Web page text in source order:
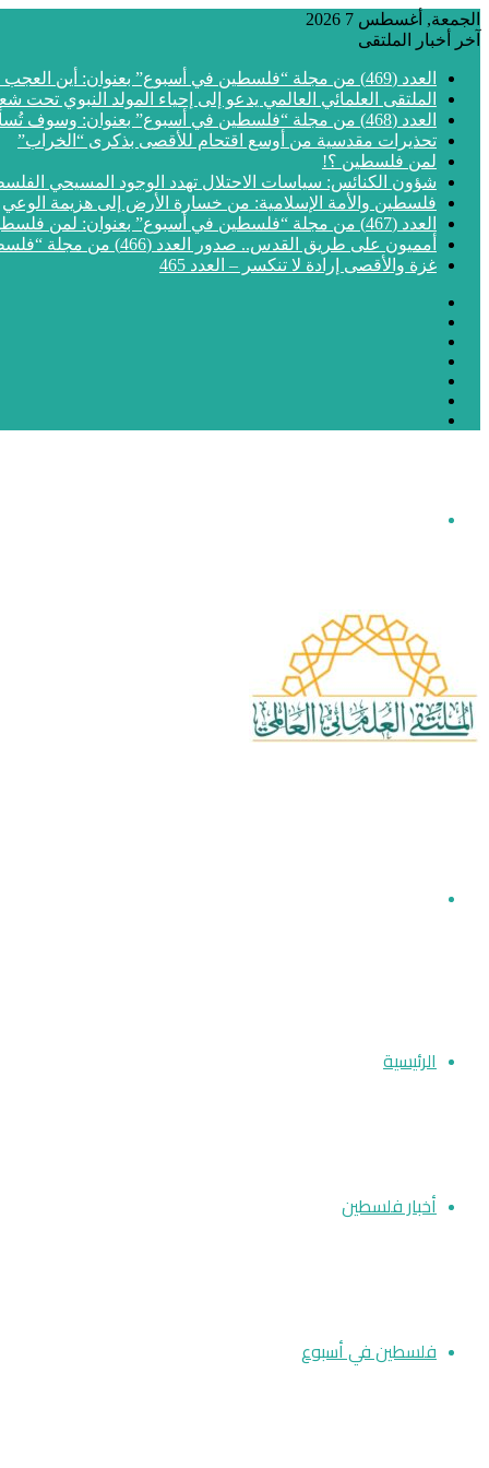
الجمعة, أغسطس 7 2026
آخر أخبار الملتقى
العدد (469) من مجلة “فلسطين في أسبوع” بعنوان: أين العجب من مما يجري في فلسطين
الملتقى العلمائي العالمي يدعو إلى إحياء المولد النبوي تحت
العدد (468) من مجلة “فلسطين في أسبوع” بعنوان: وسوف تُسألون عن الأقصى
تحذيرات مقدسية من أوسع اقتحام للأقصى بذكرى “الخراب”
لمن فلسطين ؟!
شؤون الكنائس: سياسات الاحتلال تهدد الوجود المسيحي
فلسطين والأمة الإسلامية: من خسارة الأرض إلى هزيمة الوعي
العدد (467) من مجلة “فلسطين في أسبوع” بعنوان: لمن فلسطين؟
أمميون على طريق القدس.. صدور العدد (466) من مجلة “فلسطين في أسبوع”
غزة والأقصى إرادة لا تنكسر – العدد 465
الرئيسية
أخبار فلسطين
فلسطين في أسبوع